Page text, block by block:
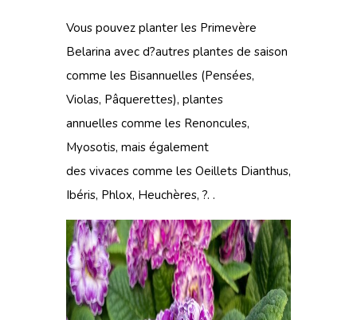
Vous pouvez planter les Primevère
Belarina avec d?autres plantes de saison
comme les Bisannuelles (Pensées,
Violas, Pâquerettes), plantes
annuelles comme les Renoncules,
Myosotis, mais également
des vivaces comme les Oeillets Dianthus,
Ibéris, Phlox, Heuchères, ?. .